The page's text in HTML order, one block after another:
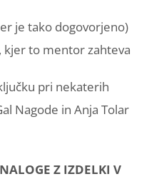
je tako dogovorjeno)
kjer to mentor zahteva
pri nekaterih
Nagode in Anja Tolar
Z IZDELKI V